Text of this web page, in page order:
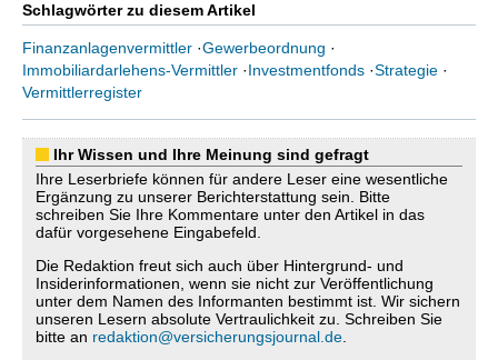
Schlagwörter zu diesem Artikel
Finanzanlagenvermittler ·Gewerbeordnung ·
Immobiliardarlehens-Vermittler ·Investmentfonds ·Strategie ·
Vermittlerregister
Ihr Wissen und Ihre Meinung sind gefragt
Ihre Leserbriefe können für andere Leser eine wesentliche
Ergänzung zu unserer Berichterstattung sein. Bitte
schreiben Sie Ihre Kommentare unter den Artikel in das
dafür vorgesehene Eingabefeld.
Die Redaktion freut sich auch über Hintergrund- und
Insiderinformationen, wenn sie nicht zur Veröffentlichung
unter dem Namen des Informanten bestimmt ist. Wir sichern
unseren Lesern absolute Vertraulichkeit zu. Schreiben Sie
bitte an redaktion@versicherungsjournal.de